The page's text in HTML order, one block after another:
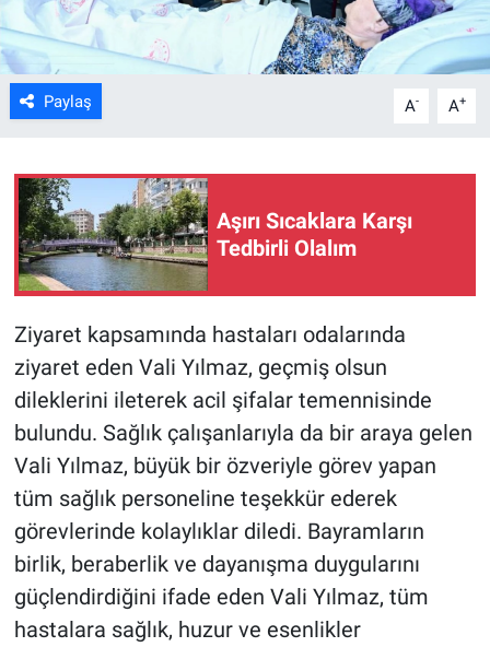
Paylaş A- A+
Aşırı Sıcaklara Karşı
Tedbirli Olalım
Ziyaret kapsamında hastaları odalarında
ziyaret eden Vali Yılmaz, geçmiş olsun
dileklerini ileterek acil şifalar temennisinde
bulundu. Sağlık çalışanlarıyla da bir araya gelen
Vali Yılmaz, büyük bir özveriyle görev yapan
tüm sağlık personeline teşekkür ederek
görevlerinde kolaylıklar diledi. Bayramların
birlik, beraberlik ve dayanışma duygularını
güçlendirdiğini ifade eden Vali Yılmaz, tüm
hastalara sağlık, huzur ve esenlikler